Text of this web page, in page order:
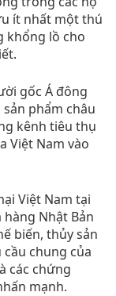
ít nhất một thú
khổng lồ cho
gốc Á đông
phẩm châu
kênh tiêu thụ
Việt Nam vào
Việt Nam tại
Nhật Bản
biến, thủy sản
cầu chung của
các chứng
mạnh.